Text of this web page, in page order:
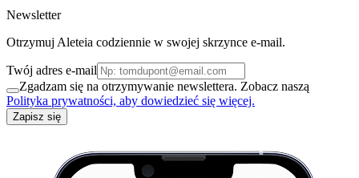
Newsletter
Otrzymuj Aleteia codziennie w swojej skrzynce e-mail.
Twój adres e-mail
Zgadzam się na otrzymywanie newslettera. Zobacz naszą
Polityka prywatności, aby dowiedzieć się więcej.
Zapisz się